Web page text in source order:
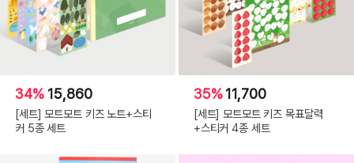
34% 15,860
[세트] 모트모트 키즈 노트+스티
커 5종 세트
35%11,700
[세트] 모트모트 키즈 목표달력
+스티커 4종 세트